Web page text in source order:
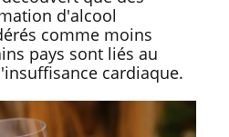
d'alcool
comme moins
pays sont liés au
cardiaque.